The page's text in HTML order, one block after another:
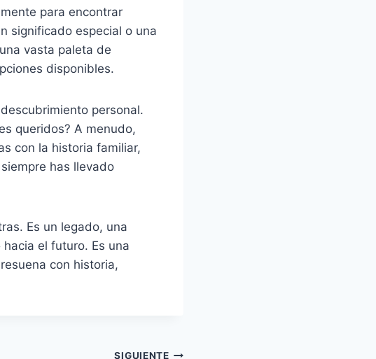
para encontrar
significado especial o una
vasta paleta de
disponibles.
personal.
queridos? A menudo,
con la historia familiar,
has llevado
Es un legado, una
el futuro. Es una
con historia,
SIGUIENTE